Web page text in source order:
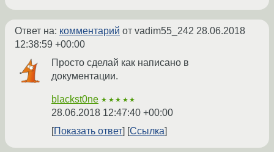
Ответ на: комментарий от vadim55_242 28.06.2018
12:38:59 +00:00
Просто сделай как написано в
документации.
blackst0ne ★★★★★
28.06.2018 12:47:40 +00:00
Показать ответ
Ссылка